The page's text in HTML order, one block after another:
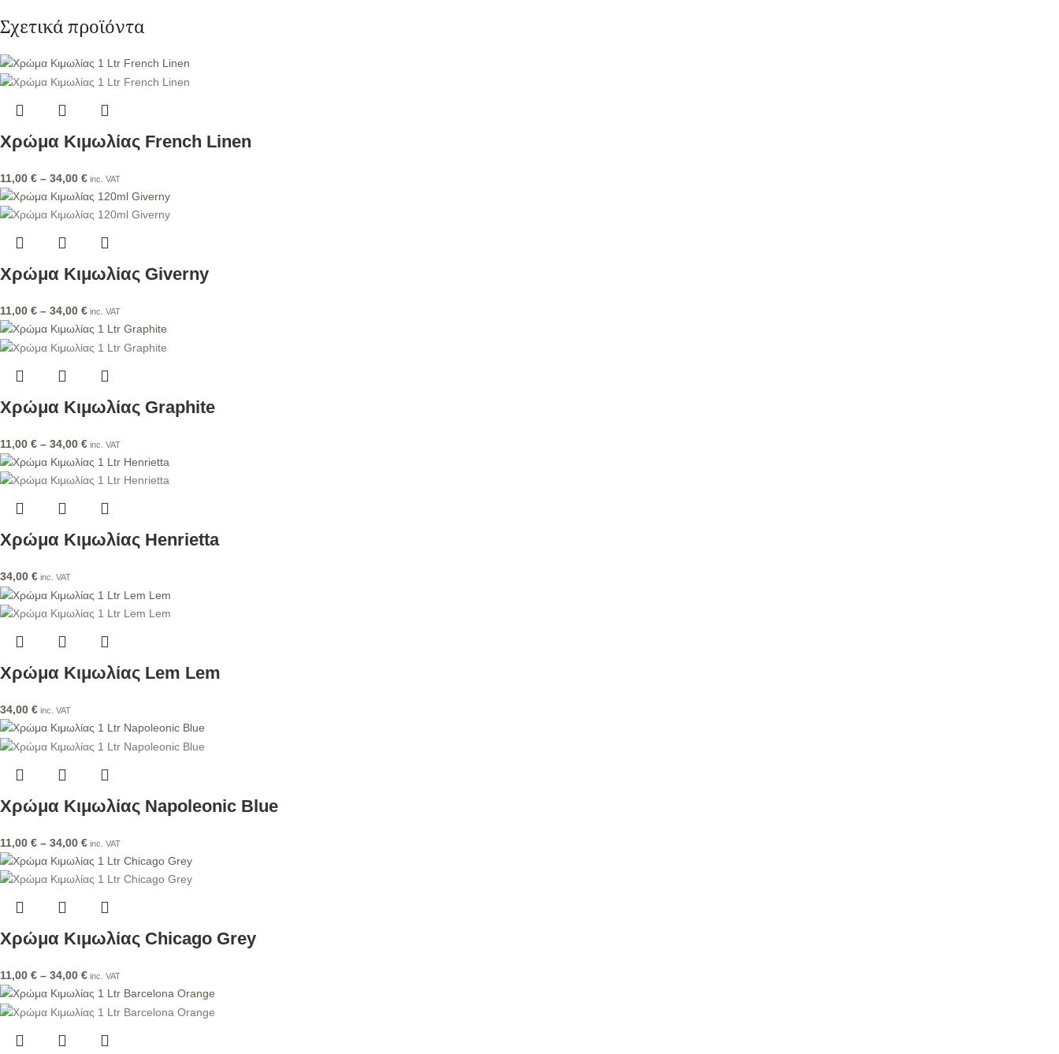
Σχετικά προϊόντα
Χρώμα Κιμωλίας French Linen
11,00 € – 34,00 € inc. VAT
Χρώμα Κιμωλίας Giverny
11,00 € – 34,00 € inc. VAT
Χρώμα Κιμωλίας Graphite
11,00 € – 34,00 € inc. VAT
Χρώμα Κιμωλίας Henrietta
34,00 € inc. VAT
Χρώμα Κιμωλίας Lem Lem
34,00 € inc. VAT
Χρώμα Κιμωλίας Napoleonic Blue
11,00 € – 34,00 € inc. VAT
Χρώμα Κιμωλίας Chicago Grey
11,00 € – 34,00 € inc. VAT